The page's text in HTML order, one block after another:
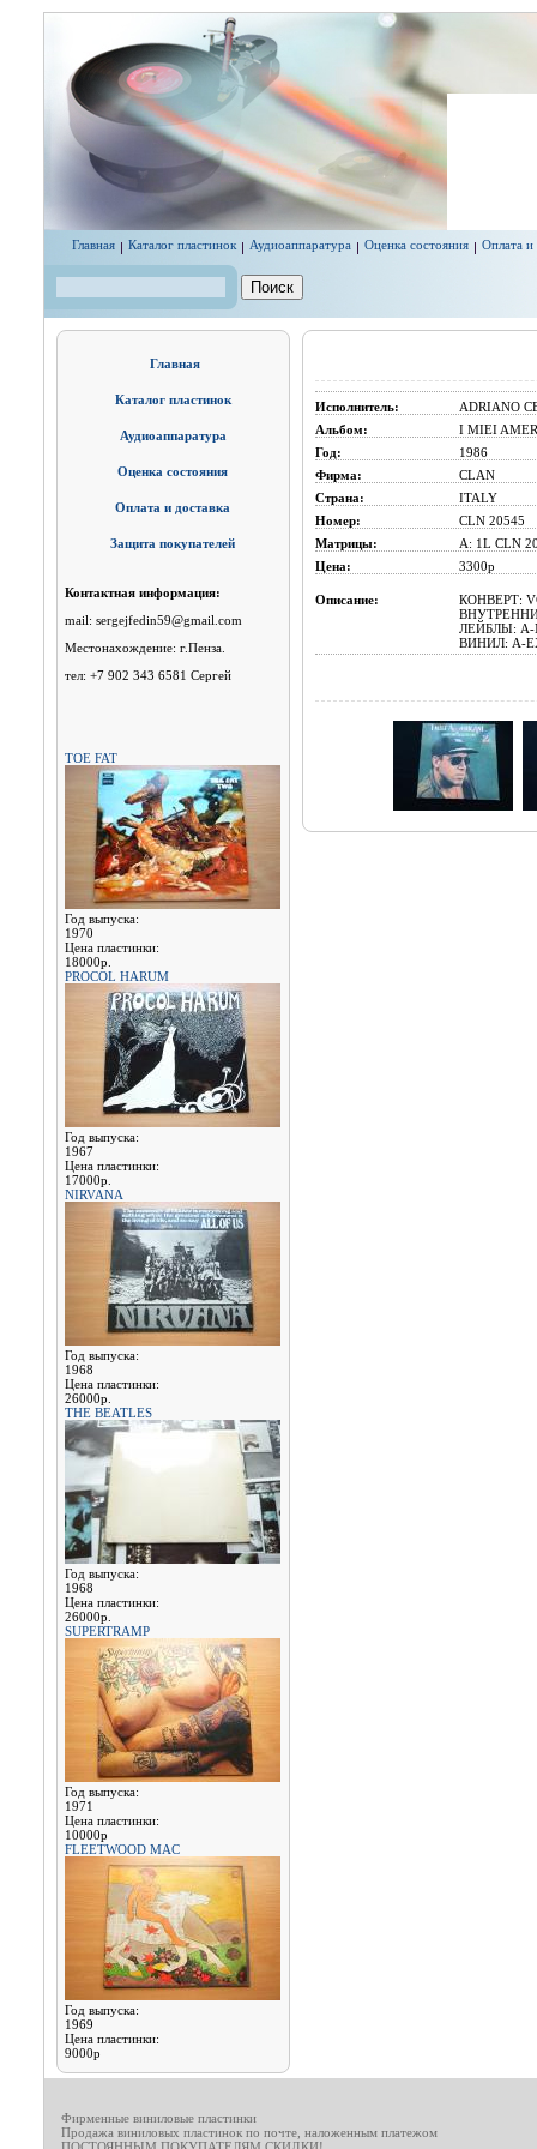
Главная Каталог пластинок Аудиоаппаратура Оценка состояния Оплата и
Главная
Каталог пластинок
Аудиоаппаратура
Оценка состояния
Оплата и доставка
Защита покупателей
Контактная информация:
mail: sergejfedin59@gmail.com
Местонахождение: г.Пенза.
тел: +7 902 343 6581 Сергей
TOE FAT
Год выпуска:
1970
Цена пластинки:
18000р.
PROCOL HARUM
Год выпуска:
1967
Цена пластинки:
17000р.
NIRVANA
Год выпуска:
1968
Цена пластинки:
26000р.
THE BEATLES
Год выпуска:
1968
Цена пластинки:
26000р.
SUPERTRAMP
Год выпуска:
1971
Цена пластинки:
10000р
FLEETWOOD MAC
Год выпуска:
1969
Цена пластинки:
9000р
Исполнитель:
ADRIANO
Альбом:
I MIEI
Год:
1986
Фирма:
CLAN
Страна:
ITALY
Номер:
CLN 20545
Матрицы:
A: 1L CLN
Цена:
3300p
Описание:
КОНВЕРТ:
ЛЕЙБЛЫ: A-
ВИНИЛ: A-
Фирменные виниловые пластинки
Продажа виниловых пластинок по почте, наложенным платежом